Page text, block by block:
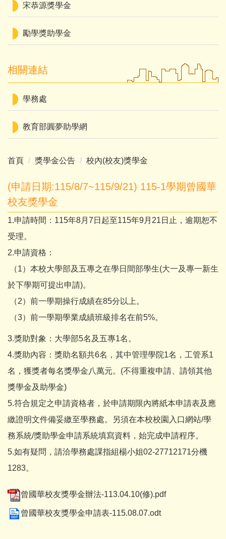
宋恭源獎學金
勵學獎助學金
相關連結
學務處
教育部圓夢助學網
首頁 獎學金公告 校內(校友)獎學金
(申請日期:115/8/7~115/9/21) 115-1學期曾國華
校友獎學金
1.申請時間：115年8月7日起至115年9月21日止，逾期恕不
受理。
2.申請資格：
（1）本校大學部及五專之在學日間部學生(大一及專一新生
於下學期可提出申請)。
（2）前一學期操行成績在85分以上。
（3）前一學期學業成績班級排名在前5%。
3.獎助對象：大學部5名及五專1名。
4.獎助內容：獎助名額共6名，其中管理學院1名，工管系1
名，獲獎者每名獎學金八萬元。(不得重複申請、請領其他
獎學金及助學金)
5.符合規定之申請資格者，於申請期限內將紙本申請表及應
繳證明文件備妥繳至學務處。另須在本校校園入口網站/學
務系統/獎助學金申請系統填寫資料，始完成申請程序。
5.如有疑問，請洽學務處課指組楊小姐02-27712171分機
1283。
曾國華校友獎學金辦法-113.04.10(修).pdf
曾國華校友獎學金申請表-115.08.07.odt